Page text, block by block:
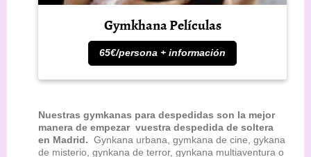
Gymkhana Películas
65€/persona + información
Nuestras gymkanas para despedidas son la mejor
manera de empezar vuestra despedida de soltera
en Madrid. Gynkana urbana, gymkana de cine, gykana
de misterio, gynkana de terror, gynkana multiaventura o